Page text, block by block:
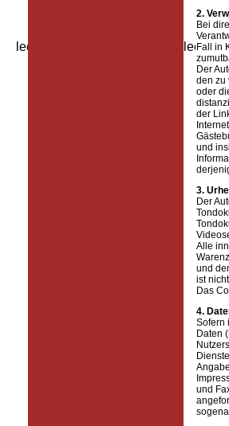
2.
Bei
Fall in
Der
den zu
oder
der
und
3.
Der
Alle
und
ist
Das
4.
Sofern
Daten
und